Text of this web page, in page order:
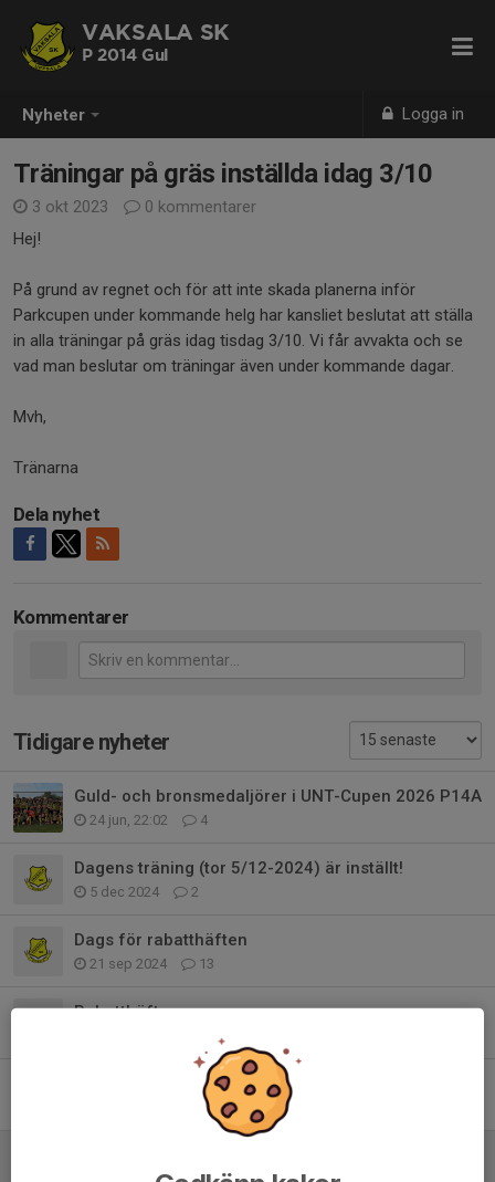
Nyheter Logga in
VAKSALA SK
P 2014 Gul
Träningar på gräs inställda idag 3/10
3 okt 2023
0 kommentarer
Hej!
På grund av regnet och för att inte skada planerna inför
Parkcupen under kommande helg har kansliet beslutat att ställa
in alla träningar på gräs idag tisdag 3/10. Vi får avvakta och se
vad man beslutar om träningar även under kommande dagar.
Mvh,
Tränarna
Dela nyhet
Kommentarer
Tidigare nyheter
Guld- och bronsmedaljörer i UNT-Cupen 2026 P14A
24 jun, 22:02 4
Dagens träning (tor 5/12-2024) är inställt!
5 dec 2024 2
Dags för rabatthäften
21 sep 2024 13
Rabatthäften
Lag- och spelarfotografering
3 okt 2023 0